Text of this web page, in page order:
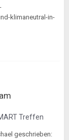
klimaneutral-in-
Treffen
geschrieben: